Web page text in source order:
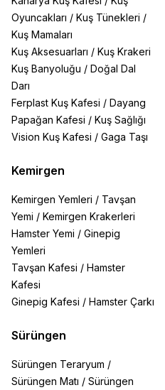
Oyuncakları / Kuş Tünekleri /
Kuş Mamaları
Kuş Aksesuarları / Kuş Krakeri
Kuş Banyoluğu / Doğal Dal
Darı
Ferplast Kuş Kafesi / Dayang
Papağan Kafesi / Kuş Sağlığı
Vision Kuş Kafesi / Gaga Taşı
Kemirgen
Kemirgen Yemleri / Tavşan
Yemi / Kemirgen Krakerleri
Hamster Yemi / Ginepig
Yemleri
Tavşan Kafesi / Hamster
Kafesi
Ginepig Kafesi / Hamster Çarkı
Sürüngen
Sürüngen Teraryum /
Sürüngen Matı / Sürüngen